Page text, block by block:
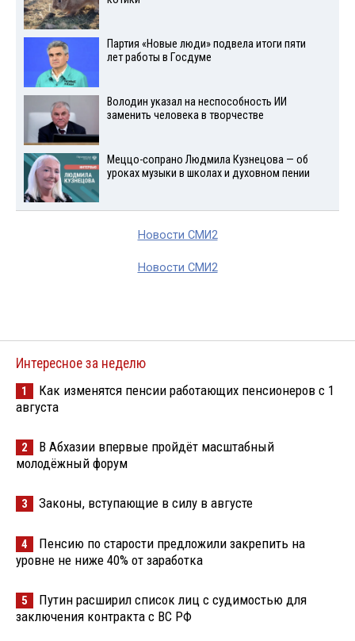
Партия «Новые люди» подвела итоги пяти
лет работы в Госдуме
Володин указал на неспособность ИИ
заменить человека в творчестве
Меццо-сопрано Людмила Кузнецова — об
уроках музыки в школах и духовном пении
Новости СМИ2
Новости СМИ2
Интересное за неделю
1
Как изменятся пенсии работающих пенсионеров с 1
августа
2
В Абхазии впервые пройдёт масштабный
молодёжный форум
3 Законы, вступающие в силу в августе
4
Пенсию по старости предложили закрепить на
уровне не ниже 40% от заработка
5
Путин расширил список лиц с судимостью для
заключения контракта с ВС РФ